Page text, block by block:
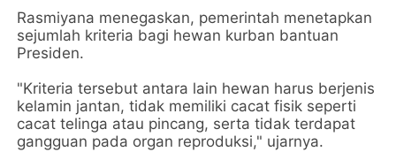
Rasmiyana menegaskan, pemerintah menetapkan
sejumlah kriteria bagi hewan kurban bantuan
Presiden.
"Kriteria tersebut antara lain hewan harus berjenis
kelamin jantan, tidak memiliki cacat fisik seperti
cacat telinga atau pincang, serta tidak terdapat
gangguan pada organ reproduksi," ujarnya.